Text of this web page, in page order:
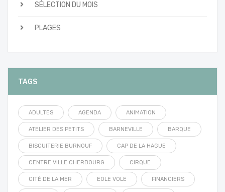
SÉLECTION DU MOIS
PLAGES
TAGS
ADULTES AGENDA ANIMATION
ATELIER DES PETITS BARNEVILLE BARQUE
BISCUITERIE BURNOUF CAP DE LA HAGUE
CENTRE VILLE CHERBOURG CIRQUE
CITÉ DE LA MER EOLE VOLE FINANCIERS